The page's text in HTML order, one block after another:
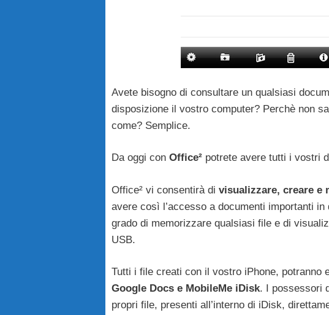
Avete bisogno di consultare un qualsiasi
disposizione il vostro computer? Perchè non
come? Semplice.
Da oggi con Office² potrete avere tutti i vostri
Office² vi consentirà di visualizzare, creare e
avere così l’accesso a documenti importanti
grado di memorizzare qualsiasi file e di
USB.
Tutti i file creati con il vostro iPhone,
Google Docs e MobileMe iDisk. I possessori
propri file, presenti all’interno di iDisk,